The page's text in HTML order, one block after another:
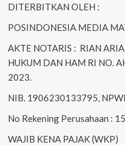
DITERBITKAN OLEH :
POSINDONESIA MEDIA
AKTE NOTARIS : RIAN
HUKUM DAN HAM RI NO.
2023.
NIB. 1906230133795,
No Rekening Perusahaan :
WAJIB KENA PAJAK (WKP)